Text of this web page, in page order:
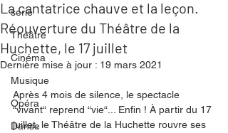
serie
Théâtre
Cinéma
Musique
Opéra
Danse
La cantatrice chauve et la leçon.
Réouverture du Théâtre de la
Huchette, le 17 juillet
Dernière mise à jour : 19 mars 2021
Après 4 mois de silence, le spectacle
“vivant“ reprend “vie“... Enfin ! À partir du 17
juillet, le Théâtre de la Huchette rouvre ses